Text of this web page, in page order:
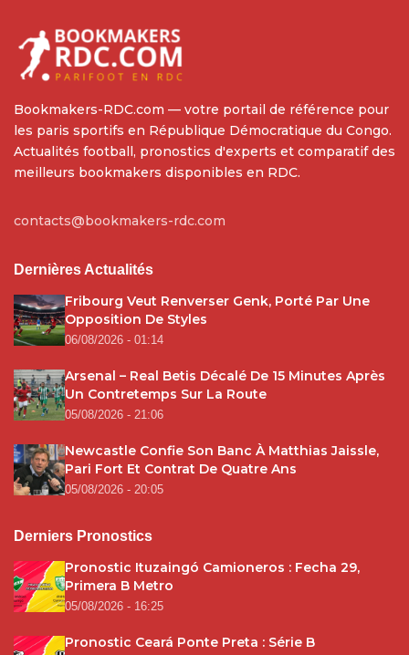
Bookmakers-RDC.com — votre portail de référence pour
les paris sportifs en République Démocratique du Congo.
Actualités football, pronostics d'experts et comparatif des
meilleurs bookmakers disponibles en RDC.
contacts@bookmakers-rdc.com
Dernières Actualités
Fribourg Veut Renverser Genk, Porté Par Une
Opposition De Styles
06/08/2026 - 01:14
Arsenal – Real Betis Décalé De 15 Minutes Après
Un Contretemps Sur La Route
05/08/2026 - 21:06
Newcastle Confie Son Banc À Matthias Jaissle,
Pari Fort Et Contrat De Quatre Ans
05/08/2026 - 20:05
Derniers Pronostics
Pronostic Ituzaingó Camioneros : Fecha 29,
Primera B Metro
05/08/2026 - 16:25
Pronostic Ceará Ponte Preta : Série B